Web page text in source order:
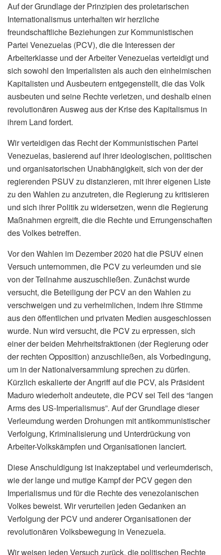
Auf der Grundlage der Prinzipien des proletarischen
Internationalismus unterhalten wir herzliche
freundschaftliche Beziehungen zur Kommunistischen
Partei Venezuelas (PCV), die die Interessen der
Arbeiterklasse und der Arbeiter Venezuelas verteidigt und
sich sowohl den Imperialisten als auch den einheimischen
Kapitalisten und Ausbeutern entgegenstellt, die das Volk
ausbeuten und seine Rechte verletzen, und deshalb einen
revolutionären Ausweg aus der Krise des Kapitalismus in
ihrem Land fordert.
Wir verteidigen das Recht der Kommunistischen Partei
Venezuelas, basierend auf ihrer ideologischen, politischen
und organisatorischen Unabhängigkeit, sich von der der
regierenden PSUV zu distanzieren, mit ihrer eigenen Liste
zu den Wahlen zu anzutreten, die Regierung zu kritisieren
und sich ihrer Politik zu widersetzen, wenn die Regierung
Maßnahmen ergreift, die die Rechte und Errungenschaften
des Volkes betreffen.
Vor den Wahlen im Dezember 2020 hat die PSUV einen
Versuch unternommen, die PCV zu verleumden und sie
von der Teilnahme auszuschließen. Zunächst wurde
versucht, die Beteiligung der PCV an den Wahlen zu
verschweigen und zu verheimlichen, indem ihre Stimme
aus den öffentlichen und privaten Medien ausgeschlossen
wurde. Nun wird versucht, die PCV zu erpressen, sich
einer der beiden Mehrheitsfraktionen (der Regierung oder
der rechten Opposition) anzuschließen, als Vorbedingung,
um in der Nationalversammlung sprechen zu dürfen.
Kürzlich eskalierte der Angriff auf die PCV, als Präsident
Maduro wiederholt andeutete, die PCV sei Teil des “langen
Arms des US-Imperialismus”. Auf der Grundlage dieser
Verleumdung werden Drohungen mit antikommunistischer
Verfolgung, Kriminalisierung und Unterdrückung von
Arbeiter-Volkskämpfen und Organisationen lanciert.
Diese Anschuldigung ist inakzeptabel und verleumderisch,
wie der lange und mutige Kampf der PCV gegen den
Imperialismus und für die Rechte des venezolanischen
Volkes beweist. Wir verurteilen jeden Gedanken an
Verfolgung der PCV und anderer Organisationen der
revolutionären Volksbewegung in Venezuela.
Wir weisen jeden Versuch zurück, die politischen Rechte